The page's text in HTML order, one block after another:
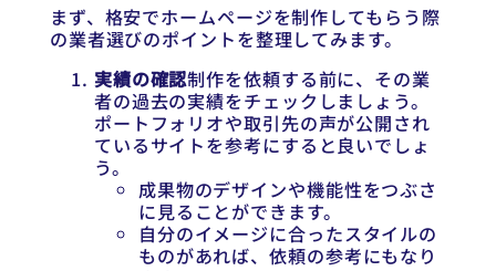
まず、格安でホームページを制作してもらう際
の業者選びのポイントを整理してみます。
実績の確認制作を依頼する前に、その業
者の過去の実績をチェックしましょう。
ポートフォリオや取引先の声が公開され
ているサイトを参考にすると良いでしょ
う。
成果物のデザインや機能性をつぶさ
に見ることができます。
自分のイメージに合ったスタイルの
ものがあれば、依頼の参考にもなり